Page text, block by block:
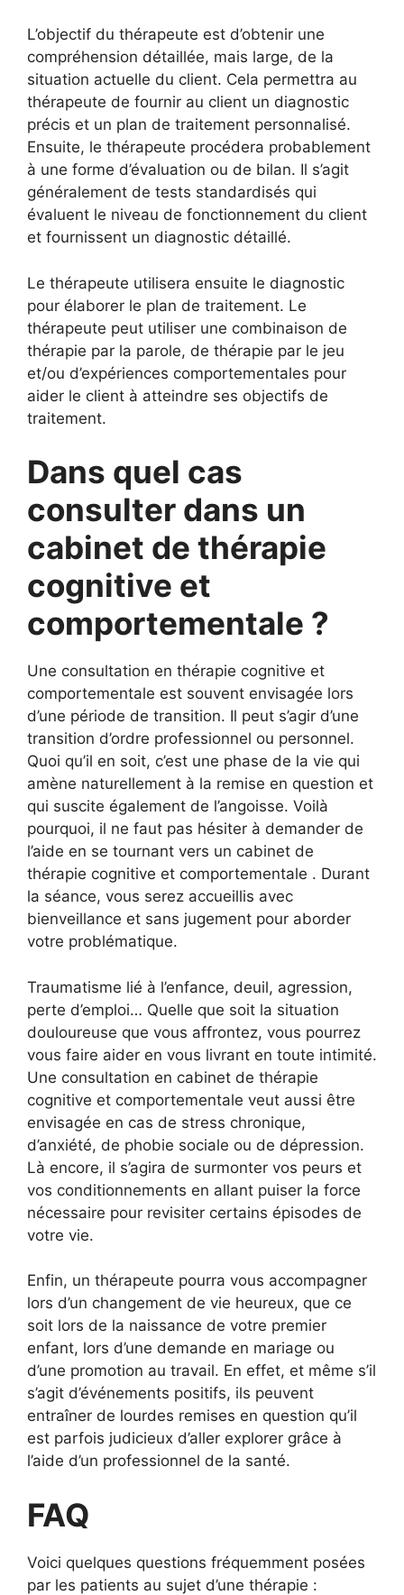
L’objectif du thérapeute est d’obtenir une
compréhension détaillée, mais large, de la
situation actuelle du client. Cela permettra au
thérapeute de fournir au client un diagnostic
précis et un plan de traitement personnalisé.
Ensuite, le thérapeute procédera probablement
à une forme d’évaluation ou de bilan. Il s’agit
généralement de tests standardisés qui
évaluent le niveau de fonctionnement du client
et fournissent un diagnostic détaillé.
Le thérapeute utilisera ensuite le diagnostic
pour élaborer le plan de traitement. Le
thérapeute peut utiliser une combinaison de
thérapie par la parole, de thérapie par le jeu
et/ou d’expériences comportementales pour
aider le client à atteindre ses objectifs de
traitement.
Dans quel cas
consulter dans un
cabinet de thérapie
cognitive et
comportementale ?
Une consultation en thérapie cognitive et
comportementale est souvent envisagée lors
d’une période de transition. Il peut s’agir d’une
transition d’ordre professionnel ou personnel.
Quoi qu’il en soit, c’est une phase de la vie qui
amène naturellement à la remise en question et
qui suscite également de l’angoisse. Voilà
pourquoi, il ne faut pas hésiter à demander de
l’aide en se tournant vers un cabinet de
thérapie cognitive et comportementale . Durant
la séance, vous serez accueillis avec
bienveillance et sans jugement pour aborder
votre problématique.
Traumatisme lié à l’enfance, deuil, agression,
perte d’emploi… Quelle que soit la situation
douloureuse que vous affrontez, vous pourrez
vous faire aider en vous livrant en toute intimité.
Une consultation en cabinet de thérapie
cognitive et comportementale veut aussi être
envisagée en cas de stress chronique,
d’anxiété, de phobie sociale ou de dépression.
Là encore, il s’agira de surmonter vos peurs et
vos conditionnements en allant puiser la force
nécessaire pour revisiter certains épisodes de
votre vie.
Enfin, un thérapeute pourra vous accompagner
lors d’un changement de vie heureux, que ce
soit lors de la naissance de votre premier
enfant, lors d’une demande en mariage ou
d’une promotion au travail. En effet, et même s’il
s’agit d’événements positifs, ils peuvent
entraîner de lourdes remises en question qu’il
est parfois judicieux d’aller explorer grâce à
l’aide d’un professionnel de la santé.
FAQ
Voici quelques questions fréquemment posées
par les patients au sujet d’une thérapie :